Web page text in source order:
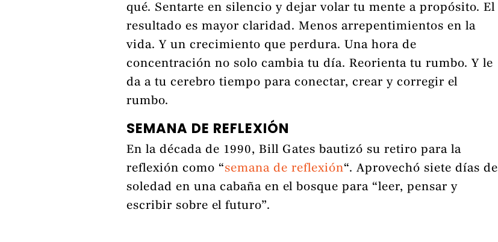
qué. Sentarte en silencio y dejar volar tu mente a propósito. El
resultado es mayor claridad. Menos arrepentimientos en la
vida. Y un crecimiento que perdura. Una hora de
concentración no solo cambia tu día. Reorienta tu rumbo. Y le
da a tu cerebro tiempo para conectar, crear y corregir el
rumbo.
SEMANA DE REFLEXIÓN
En la década de 1990, Bill Gates bautizó su retiro para la
reflexión como “semana de reflexión“. Aprovechó siete días de
soledad en una cabaña en el bosque para “leer, pensar y
escribir sobre el futuro”.